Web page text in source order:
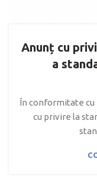
Anunț cu
a
În conformitate cu
cu privire la